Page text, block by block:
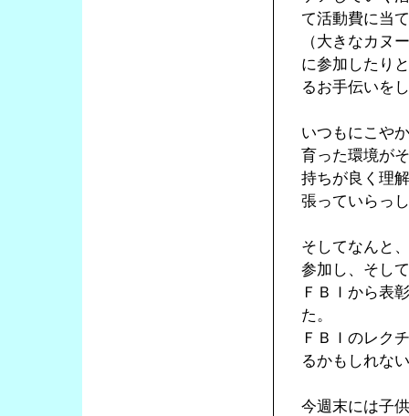
て活動費に当
（大きなカヌ
に参加したり
るお手伝いを
いつもにこや
育った環境が
持ちが良く理
張っていらっ
そしてなんと
参加し、そし
ＦＢＩから表
た。
ＦＢＩのレク
るかもしれな
今週末には子